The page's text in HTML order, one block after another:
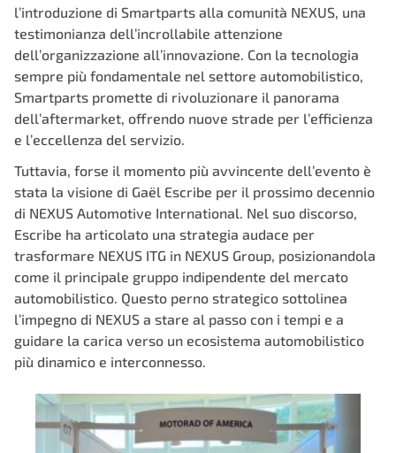
l’introduzione di Smartparts alla comunità NEXUS, una
testimonianza dell’incrollabile attenzione
dell’organizzazione all’innovazione. Con la tecnologia
sempre più fondamentale nel settore automobilistico,
Smartparts promette di rivoluzionare il panorama
dell’aftermarket, offrendo nuove strade per l’efficienza
e l’eccellenza del servizio.
Tuttavia, forse il momento più avvincente dell’evento è
stata la visione di Gaël Escribe per il prossimo decennio
di NEXUS Automotive International. Nel suo discorso,
Escribe ha articolato una strategia audace per
trasformare NEXUS ITG in NEXUS Group, posizionandola
come il principale gruppo indipendente del mercato
automobilistico. Questo perno strategico sottolinea
l’impegno di NEXUS a stare al passo con i tempi e a
guidare la carica verso un ecosistema automobilistico
più dinamico e interconnesso.